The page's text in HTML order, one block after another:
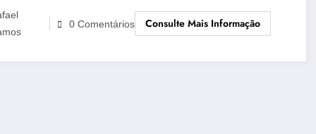
0 Comentários Consulte Mais Informação